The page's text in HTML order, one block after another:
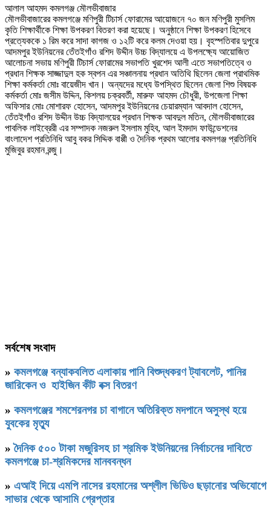
আলাল আহমদ কমলগঞ্জ মৌলভীবাজার
মৌলভীবাজারের কমলগঞ্জে মণিপুরী টিচার্স ফোরামের আয়োজনে ৭০ জন মণিপুরী মুসলিম
কৃতি শিক্ষার্থীকে শিক্ষা উপকরণ বিতরণ করা হয়েছে। অনুষ্ঠানে শিক্ষা উপকরণ হিসেবে
প্রত্যেককে ১ রিম করে সাদা কাগজ ও ১২টি করে কলম দেওয়া হয়। বৃহস্পতিবার দুপুরে
আদমপুর ইউনিয়নের তেঁতইগাঁও রশিদ উদ্দীন উচ্চ বিদ্যালয়ে এ উপলক্ষ্যে আয়োজিত
আলোচনা সভায় মণিপুরী টিচার্স ফোরামের সভাপতি খুরশেদ আলী এতে সভাপতিত্বে ও
প্রধান শিক্ষক সাজ্জাদুল হক স্বপন এর সঞ্চালনায় প্রধান অতিথি ছিলেন জেলা প্রাথমিক
শিক্ষা কর্মকর্তা মোঃ বায়েজীদ খান। অন্যদের মধ্যে উপস্থিত ছিলেন জেলা শিশু বিষয়ক
কর্মকর্তা মোঃ জসীম উদ্দিন, কিশলয় চক্রবর্তী, মারুফ আহমদ চৌধুরী, উপজেলা শিক্ষা
অফিসার মোঃ মোশারফ হোসেন, আদমপুর ইউনিয়নের চেয়ারম্যান আবদাল হোসেন,
তেঁতইগাঁও রশিদ উদ্দীন উচ্চ বিদ্যালয়ের প্রধান শিক্ষক আবদুল মতিন, মৌলভীবাজারের
পাবলিক লাইব্রেরী এর সম্পাদক নজরুল ইসলাম মুহিব, আল ইমদাদ ফাউন্ডেশনের
বাংলাদেশ প্রতিনিধি আবু বকর সিদ্দিক বাপ্পী ও দৈনিক প্রথম আলোর কমলগঞ্জ প্রতিনিধি
মুজিবুর রহমান রন্জু।
সর্বশেষ সংবাদ
» কমলগঞ্জে বন্যাকবলিত এলাকায় পানি বিশুদ্ধকরণ ট্যাবলেট, পানির
জারিকেন ও হাইজিন কীট বক্স বিতরণ
» কমলগঞ্জের শমশেরনগর চা বাগানে অতিরিক্ত মদপানে অসুস্থ হয়ে
যুবকের মৃত্যু
»দৈনিক ৫০০ টাকা মজুরিসহ চা শ্রমিক ইউনিয়নের নির্বাচনের দাবিতে
কমলগঞ্জে চা-শ্রমিকদের মানববন্ধন
» এআই দিয়ে এমপি নাসের রহমানের অশ্লীল ভিডিও ছড়ানোর অভিযোগে
সাভার থেকে আসামি গ্রেপ্তার